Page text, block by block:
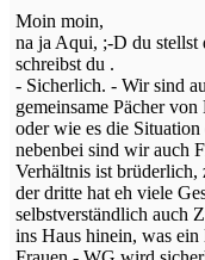
Moin moin,
na ja Aqui, ;-D du stellst
schreibst du .
- Sicherlich. - Wir sind
gemeinsame Pächer
oder wie es die
nebenbei sind wir auch
Verhältnis ist brüderlich,
der dritte hat eh viele
selbstverständlich auch
ins Haus hinein, was